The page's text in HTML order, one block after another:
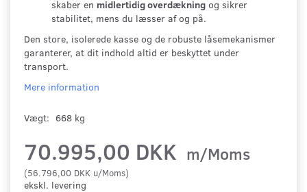
skaber en midlertidig overdækning og sikrer
stabilitet, mens du læsser af og på.
Den store, isolerede kasse og de robuste låsemekanismer
garanterer, at dit indhold altid er beskyttet under
transport.
Mere information
Vægt: 668 kg
70.995,00 DKK m/Moms
(56.796,00 DKK u/Moms)
ekskl. levering